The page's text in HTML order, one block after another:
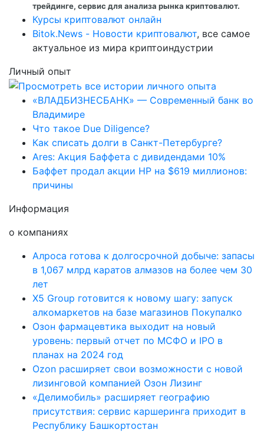
трейдинге, сервис для анализа рынка криптовалют.
Курсы криптовалют онлайн
Bitok.News - Новости криптовалют, все самое
актуальное из мира криптоиндустрии
Личный опыт
«ВЛАДБИЗНЕСБАНК» — Современный банк во
Владимире
Что такое Due Diligence?
Как списать долги в Санкт-Петербурге?
Ares: Акция Баффета с дивидендами 10%
Баффет продал акции HP на $619 миллионов:
причины
Информация
о компаниях
Алроса готова к долгосрочной добыче: запасы
в 1,067 млрд каратов алмазов на более чем 30
лет
X5 Group готовится к новому шагу: запуск
алкомаркетов на базе магазинов Покупалко
Озон фармацевтика выходит на новый
уровень: первый отчет по МСФО и IPO в
планах на 2024 год
Ozon расширяет свои возможности с новой
лизинговой компанией Озон Лизинг
«Делимобиль» расширяет географию
присутствия: сервис каршеринга приходит в
Республику Башкортостан